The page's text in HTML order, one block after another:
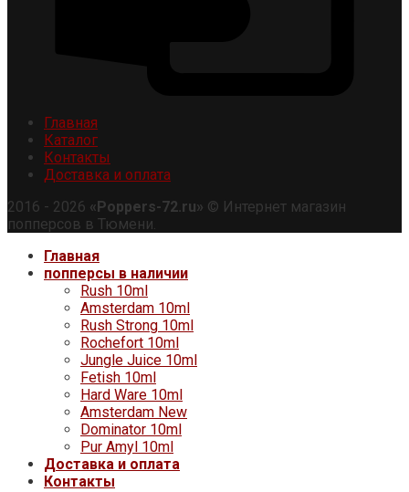
Главная
Каталог
Контакты
Доставка и оплата
2016 - 2026 «Poppers-72.ru» © Интернет магазин
попперсов в Тюмени.
Главная
попперсы в наличии
Rush 10ml
Amsterdam 10ml
Rush Strong 10ml
Rochefort 10ml
Jungle Juice 10ml
Fetish 10ml
Hard Ware 10ml
Amsterdam New
Dominator 10ml
Pur Amyl 10ml
Доставка и оплата
Контакты